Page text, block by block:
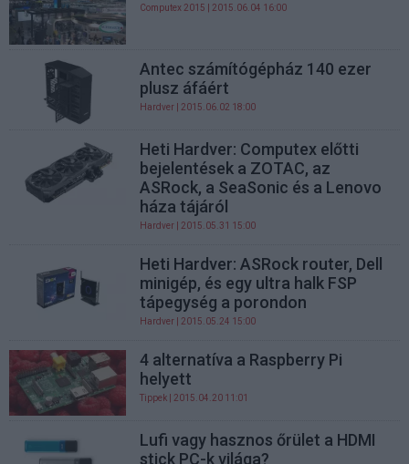
Computex 2015 | 2015.06.04 16:00
Antec számítógépház 140 ezer
plusz áfáért
Hardver | 2015.06.02 18:00
Heti Hardver: Computex előtti
bejelentések a ZOTAC, az
ASRock, a SeaSonic és a Lenovo
háza tájáról
Hardver | 2015.05.31 15:00
Heti Hardver: ASRock router, Dell
minigép, és egy ultra halk FSP
tápegység a porondon
Hardver | 2015.05.24 15:00
4 alternatíva a Raspberry Pi
helyett
Tippek | 2015.04.20 11:01
Lufi vagy hasznos őrület a HDMI
stick PC-k világa?